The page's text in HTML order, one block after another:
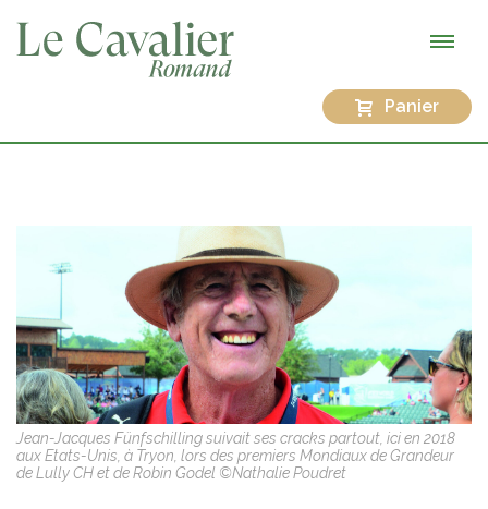
Panier
Jean-Jacques Fünfschilling suivait ses cracks partout, ici en 2018
aux Etats-Unis, à Tryon, lors des premiers Mondiaux de Grandeur
de Lully CH et de Robin Godel ©Nathalie Poudret